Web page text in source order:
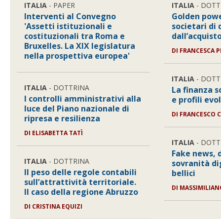
ITALIA - PAPER
Interventi al Convegno
'Assetti istituzionali e
costituzionali tra Roma e
Bruxelles. La XIX legislatura
nella prospettiva europea'
ITALIA - DOTTRINA
I controlli amministrativi alla
luce del Piano nazionale di
ripresa e resilienza
DI ELISABETTA TATÌ
ITALIA - DOTTRINA
Il peso delle regole contabili
sull’attrattività territoriale.
Il caso della regione Abruzzo
DI CRISTINA EQUIZI
ITALIA -
Golden
societari di
DI FRANCESCA
ITALIA -
La finanza
e profili
DI FRANCESCO
ITALIA -
Fake news,
sovranità
bellici
DI